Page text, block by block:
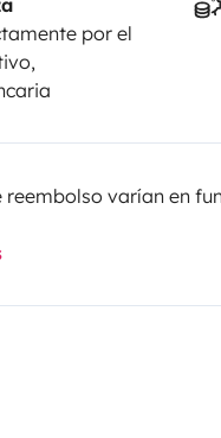
por el
varían en